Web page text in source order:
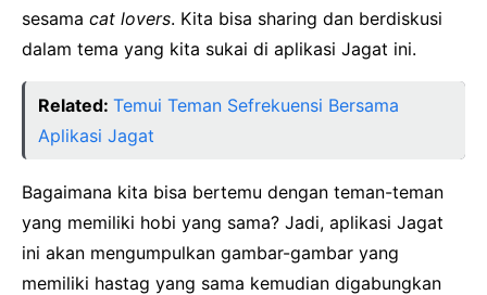
sesama cat lovers. Kita bisa sharing dan berdiskusi
dalam tema yang kita sukai di aplikasi Jagat ini.
Related: Temui Teman Sefrekuensi Bersama
Aplikasi Jagat
Bagaimana kita bisa bertemu dengan teman-teman
yang memiliki hobi yang sama? Jadi, aplikasi Jagat
ini akan mengumpulkan gambar-gambar yang
memiliki hastag yang sama kemudian digabungkan